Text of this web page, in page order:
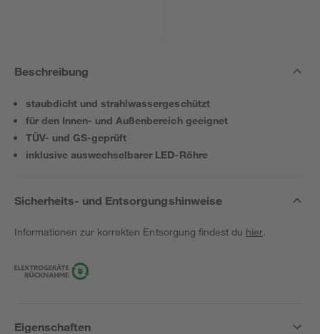
Beschreibung
staubdicht und strahlwassergeschützt
für den Innen- und Außenbereich geeignet
TÜV- und GS-geprüft
inklusive auswechselbarer LED-Röhre
Sicherheits- und Entsorgungshinweise
Informationen zur korrekten Entsorgung findest du hier.
Eigenschaften